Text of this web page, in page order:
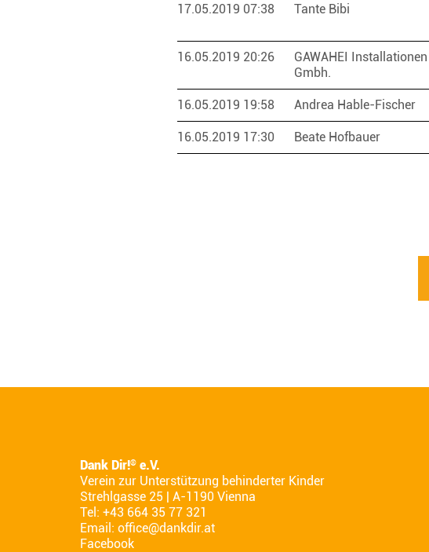
17.05.2019 07:38 Tante Bibi
16.05.2019 20:26
GAWAHEI Installationen
Gmbh.
16.05.2019 19:58 Andrea Hable-Fischer
16.05.2019 17:30 Beate Hofbauer
Dank Dir!® e.V.
Verein zur Unterstützung behinderter Kinder
Strehlgasse 25 | A-1190 Vienna
Tel: +43 664 35 77 321
Email: office@dankdir.at
Facebook